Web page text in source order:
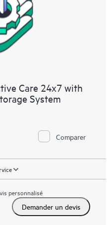
Care 24x7 with
System
Comparer
personnalisé
Demander un devis